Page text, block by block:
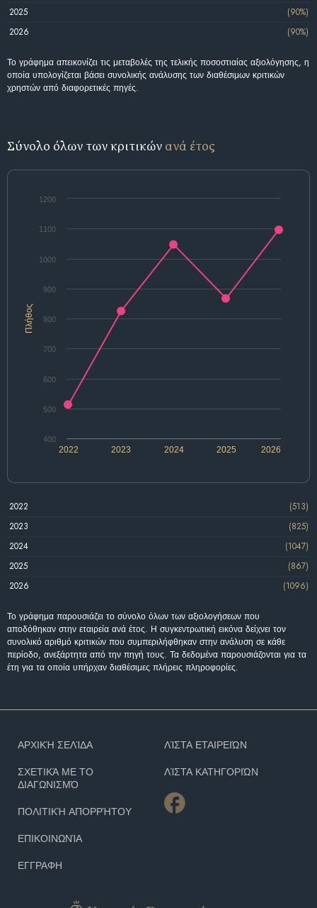
2025
(90%)
2026
(90%)
Το γράφημα απεικονίζει τις μεταβολές της τελικής ποσοστιαίας αξιολόγησης, η
οποία υπολογίζεται βάσει συνολικής ανάλυσης των διαθέσιμων κριτικών
χρηστών από διαφορετικές πηγές.
Σύνολο όλων των κριτικών ανά έτος
Πλήθος
2025
2022 2023 2024 2026
400
500
600
700
800
900
1000
1100
1200
2022
(513)
2023
(825)
2024
(1047)
2025
(867)
2026
(1096)
Το γράφημα παρουσιάζει το σύνολο όλων των αξιολογήσεων που
αποδόθηκαν στην εταιρεία ανά έτος. Η συγκεντρωτική εικόνα δείχνει τον
συνολικό αριθμό κριτικών που συμπεριλήφθηκαν στην ανάλυση σε κάθε
περίοδο, ανεξάρτητα από την πηγή τους. Τα δεδομένα παρουσιάζονται για τα
έτη για τα οποία υπήρχαν διαθέσιμες πλήρεις πληροφορίες.
ΑΡΧΙΚΉ ΣΕΛΊΔΑ
ΣΧΕΤΙΚΆ ΜΕ ΤΟ
ΔΙΑΓΩΝΙΣΜΌ
ΠΟΛΙΤΙΚΉ ΑΠΟΡΡΉΤΟΥ
ΕΠΙΚΟΙΝΩΝΊΑ
ΕΓΓΡΑΦΗ
ΛΊΣΤΑ ΕΤΑΙΡΕΙΏΝ
ΛΊΣΤΑ ΚΑΤΗΓΟΡΙΏΝ